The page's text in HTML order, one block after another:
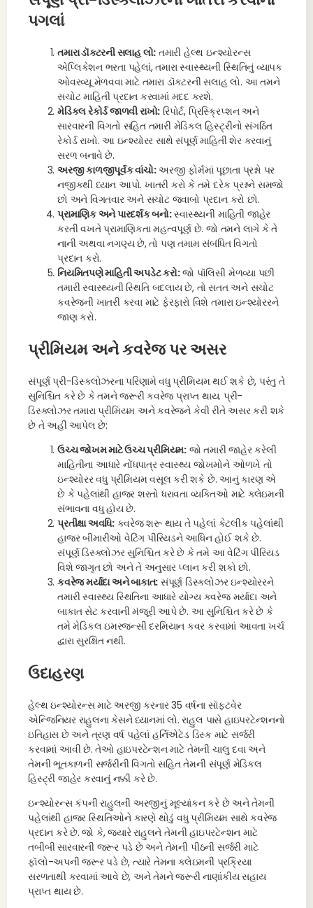
પગલાં
તમારા ડૉક્ટરની સલાહ લો: તમારી હેલ્થ ઇન્શ્યોરન્સ
એપ્લિકેશન ભરતા પહેલાં, તમારા સ્વાસ્થ્યની સ્થિતિનું વ્યાપક
ઓવરવ્યૂ મેળવવા માટે તમારા ડૉક્ટરની સલાહ લો. આ તમને
સચોટ માહિતી પ્રદાન કરવામાં મદદ કરશે.
મેડિકલ રેકોર્ડ જાળવી રાખો: રિપોર્ટ, પ્રિસ્ક્રિપ્શન અને
સારવારની વિગતો સહિત તમારી મેડિકલ હિસ્ટ્રીનો સંગઠિત
રેકોર્ડ રાખો. આ ઇન્શ્યોરર સાથે સંપૂર્ણ માહિતી શેર કરવાનું
સરળ બનાવે છે.
અરજી કાળજીપૂર્વક વાંચો:અરજી ફોર્મમાં પૂછાતા પ્રશ્નો પર
નજીકથી ધ્યાન આપો. ખાતરી કરો કે તમે દરેક પ્રશ્નને સમજો
છો અને વિગતવાર અને સચોટ જવાબો પ્રદાન કરો છો.
પ્રામાણિક અને પારદર્શક બનો:સ્વાસ્થ્યની માહિતી જાહેર
કરતી વખતે પ્રામાણિકતા મહત્વપૂર્ણ છે. જો તમને લાગે કે તે
નાની અથવા નગણ્ય છે, તો પણ તમામ સંબંધિત વિગતો
પ્રદાન કરો.
નિયમિતપણે માહિતી અપડેટ કરો:જો પૉલિસી મેળવ્યા પછી
તમારી સ્વાસ્થ્યની સ્થિતિ બદલાય છે, તો સતત અને સચોટ
કવરેજની ખાતરી કરવા માટે ફેરફારો વિશે તમારા ઇન્શ્યોરરને
જાણ કરો.
પ્રીમિયમ અને કવરેજ પર અસર
સંપૂર્ણ પ્રી-ડિસ્ક્લોઝરના પરિણામે વધુ પ્રીમિયમ થઈ શકે છે, પરંતુ તે
સુનિશ્ચિત કરે છે કે તમને જરૂરી કવરેજ પ્રાપ્ત થાય. પ્રી-
ડિસ્ક્લોઝર તમારા પ્રીમિયમ અને કવરેજને કેવી રીતે અસર કરી શકે
છે તે અહીં આપેલ છે:
ઉચ્ચ જોખમ માટે ઉચ્ચ પ્રીમિયમ:જો તમારી જાહેર કરેલી
માહિતીના આધારે નોંધપાત્ર સ્વાસ્થ્ય જોખમોને ઓળખે તો
ઇન્શ્યોરર વધુ પ્રીમિયમ વસૂલ કરી શકે છે. આનું કારણ એ
છે કે પહેલાંથી હાજર શરતો ધરાવતા વ્યક્તિઓ માટે ક્લેઇમની
સંભાવના વધુ હોય છે.
પ્રતીક્ષા અવધિ:કવરેજ શરૂ થાય તે પહેલાં કેટલીક પહેલાંથી
હાજર બીમારીઓ વેટિંગ પીરિયડને આધિન હોઈ શકે છે.
સંપૂર્ણ ડિસ્ક્લોઝર સુનિશ્ચિત કરે છે કે તમે આ વેટિંગ પીરિયડ
વિશે જાગૃત છો અને તે અનુસાર પ્લાન કરી શકો છો.
કવરેજ મર્યાદા અને બાકાત: સંપૂર્ણ ડિસ્ક્લોઝર ઇન્શ્યોરરને
તમારી સ્વાસ્થ્ય સ્થિતિના આધારે યોગ્ય કવરેજ મર્યાદા અને
બાકાત સેટ કરવાની મંજૂરી આપે છે. આ સુનિશ્ચિત કરે છે કે
તમે મેડિકલ ઇમરજન્સી દરમિયાન કવર કરવામાં આવતા ખર્ચ
દ્વારા સુરક્ષિત નથી.
ઉદાહરણ
હેલ્થ ઇન્શ્યોરન્સ માટે અરજી કરનાર 35 વર્ષના સૉફ્ટવેર
એન્જિનિયર રાહુલના કેસને ધ્યાનમાં લો. રાહુલ પાસે હાઇપરટેન્શનનો
ઇતિહાસ છે અને ત્રણ વર્ષ પહેલાં હર્નિએટેડ ડિસ્ક માટે સર્જરી
કરવામાં આવી છે. તેઓ હાઇપરટેન્શન માટે તેમની ચાલુ દવા અને
તેમની ભૂતકાળની સર્જરીની વિગતો સહિત તેમની સંપૂર્ણ મેડિકલ
હિસ્ટ્રી જાહેર કરવાનું નક્કી કરે છે.
ઇન્શ્યોરન્સ કંપની રાહુલની અરજીનું મૂલ્યાંકન કરે છે અને તેમની
પહેલાંથી હાજર સ્થિતિઓને કારણે થોડું વધુ પ્રીમિયમ સાથે કવરેજ
પ્રદાન કરે છે. જો કે, જ્યારે રાહુલને તેમની હાઇપરટેન્શન માટે
તબીબી સારવારની જરૂર પડે છે અને તેમની પીઠની સર્જરી માટે
ફૉલો-અપની જરૂર પડે છે, ત્યારે તેમના ક્લેઇમની પ્રક્રિયા
સરળતાથી કરવામાં આવે છે, અને તેમને જરૂરી નાણાંકીય સહાય
પ્રાપ્ત થાય છે.